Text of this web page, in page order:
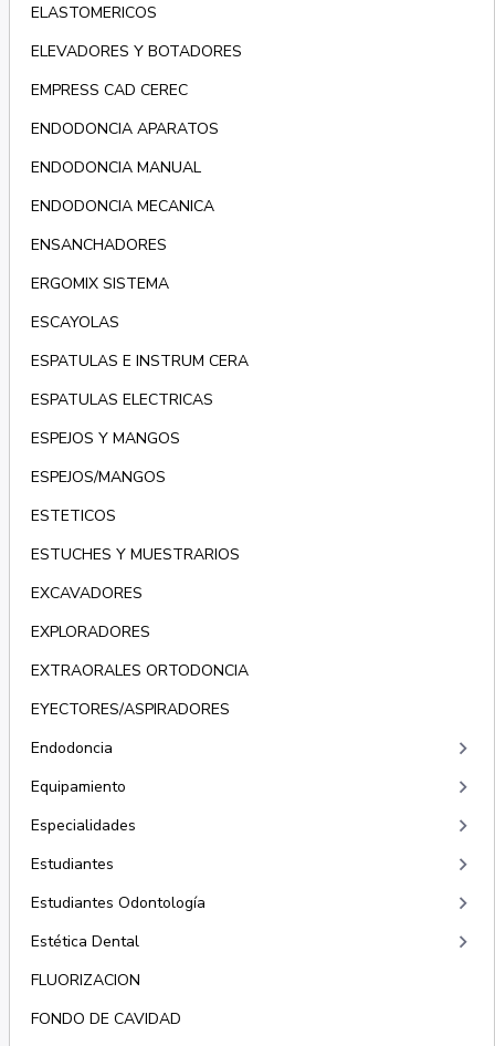
ELASTOMERICOS
ELEVADORES Y BOTADORES
EMPRESS CAD CEREC
ENDODONCIA APARATOS
ENDODONCIA MANUAL
ENDODONCIA MECANICA
ENSANCHADORES
ERGOMIX SISTEMA
ESCAYOLAS
ESPATULAS E INSTRUM CERA
ESPATULAS ELECTRICAS
ESPEJOS Y MANGOS
ESPEJOS/MANGOS
ESTETICOS
ESTUCHES Y MUESTRARIOS
EXCAVADORES
EXPLORADORES
EXTRAORALES ORTODONCIA
EYECTORES/ASPIRADORES
Endodoncia
keyboard_arrow_right
Equipamiento keyboard_arrow_right
Especialidades keyboard_arrow_right
Estudiantes keyboard_arrow_right
Estudiantes Odontología keyboard_arrow_right
Estética Dental keyboard_arrow_right
FLUORIZACION
FONDO DE CAVIDAD